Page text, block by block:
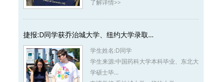
了解详情>>
捷报:D同学获乔治城大学、纽约大学录取…
学生姓名:D同学
学生来源:中国药科大学本科毕业、东北大
学硕士毕…